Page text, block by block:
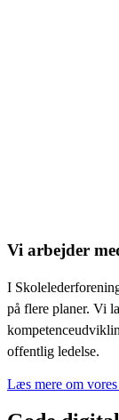
Vi arbejder
I
på flere planer. Vi
offentlig ledelse.
Læs mere om